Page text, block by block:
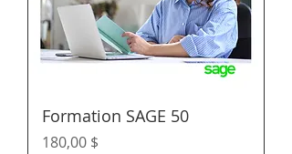
Formation SAGE 50
Prix
180,00 $